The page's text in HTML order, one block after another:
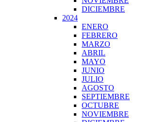
DICIEMBRE
2024
ENERO
FEBRERO
MARZO
ABRIL
MAYO
JUNIO
JULIO
AGOSTO
SEPTIEMBRE
OCTUBRE
NOVIEMBRE